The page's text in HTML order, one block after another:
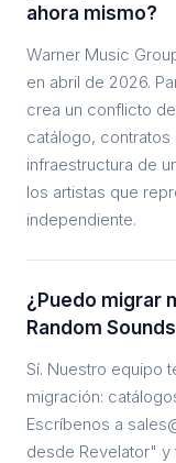
ahora mismo?
Warner Music
en abril de 2026.
crea un conflicto
catálogo,
infraestructura de
los artistas que
independiente.
¿Puedo migrar
Random
Sí. Nuestro equipo
migración:
Escríbenos a
desde Revelator" y